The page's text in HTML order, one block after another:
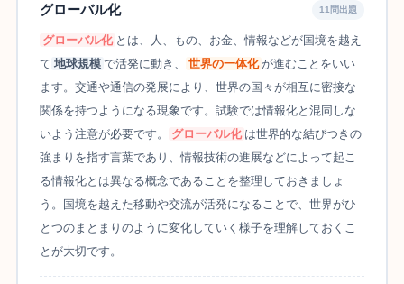
グローバル化 11問出題
グローバル化 とは、人、もの、お金、情報などが国境を越え
て 地球規模 で活発に動き、 世界の一体化 が進むことをいい
ます。交通や通信の発展により、世界の国々が相互に密接な
関係を持つようになる現象です。試験では情報化と混同しな
いよう注意が必要です。
グローバル化 は世界的な結びつきの
強まりを指す言葉であり、情報技術の進展などによって起こ
る情報化とは異なる概念であることを整理しておきましょ
う。国境を越えた移動や交流が活発になることで、世界がひ
とつのまとまりのように変化していく様子を理解しておくこ
とが大切です。